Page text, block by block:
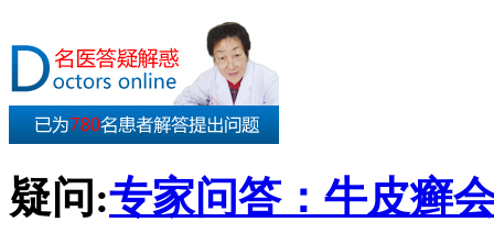
疑问:专家问答：牛皮癣